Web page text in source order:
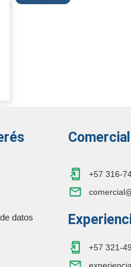
datos
Comercial
+57 316-
+57 321-